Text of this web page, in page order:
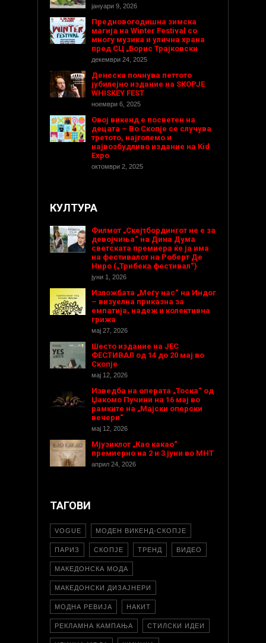
јануари 9, 2026
Предновогодишнa зимска
магија на Winter Festival со
многу музика и улична храна
пред СЦ „Борис Трајковски
декември 24, 2025
Денеска почнува петтото
јубилејно издание на SKOPJE
WHISKEY FEST
ноември 6, 2025
Овој викенд е посветен на
децата – Во Скопје се случува
третото, најголемо и
највозбудливо издание на Kid
Expo
октомври 2, 2025
КУЛТУРА
Филмот „Скејтбордингот не е за
девојчиња“ на Дина Дума
светската премиера ќе ја има
на фестивалот на Роберт Де
Ниро („Трибека фестивал“)
јуни 1, 2026
Изложбата „Меѓу нас“ на Индог
– визуелна приказна за
емпатија, надеж и колективна
грижа
мај 27, 2026
Шесто издание на ЈЕС
ФЕСТИВАЛ од 14 до 20 мај во
Скопје
мај 12, 2026
Изведба на операта „Тоска“ од
Џакомо Пучини на 16 мај во
рамките на „Мајски оперски
вечери“
мај 12, 2026
Мјузиклот „Као какао“
премиерно на 2 и 3 јуни во МНТ
април 24, 2026
ТАГОВИ
VOGUE МОДЕН ВИКЕНД-СКОПЈЕ
ПАРИЗ СКОПЈЕ ТРЕНД ВИДЕО
МАКЕДОНСКА МОДА
МАКЕДОНСКИ ДИЗАЈНЕРИ
МОДНА РЕВИЈА НАКИТ
РЕКЛАМНА КАМПАЊА СТИЛСКИ ИДЕИ